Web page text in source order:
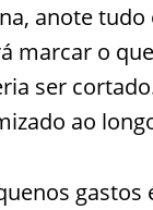
anote
marcar o
ser
ao
gastos